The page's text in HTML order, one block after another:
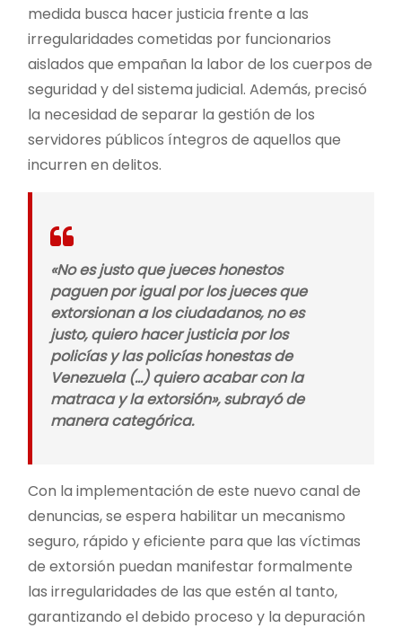
medida busca hacer justicia frente a las
irregularidades cometidas por funcionarios
aislados que empañan la labor de los cuerpos de
seguridad y del sistema judicial. Además, precisó
la necesidad de separar la gestión de los
servidores públicos íntegros de aquellos que
incurren en delitos.
«No es justo que jueces honestos
paguen por igual por los jueces que
extorsionan a los ciudadanos, no es
justo, quiero hacer justicia por los
policías y las policías honestas de
Venezuela (…) quiero acabar con la
matraca y la extorsión», subrayó de
manera categórica.
Con la implementación de este nuevo canal de
denuncias, se espera habilitar un mecanismo
seguro, rápido y eficiente para que las víctimas
de extorsión puedan manifestar formalmente
las irregularidades de las que estén al tanto,
garantizando el debido proceso y la depuración